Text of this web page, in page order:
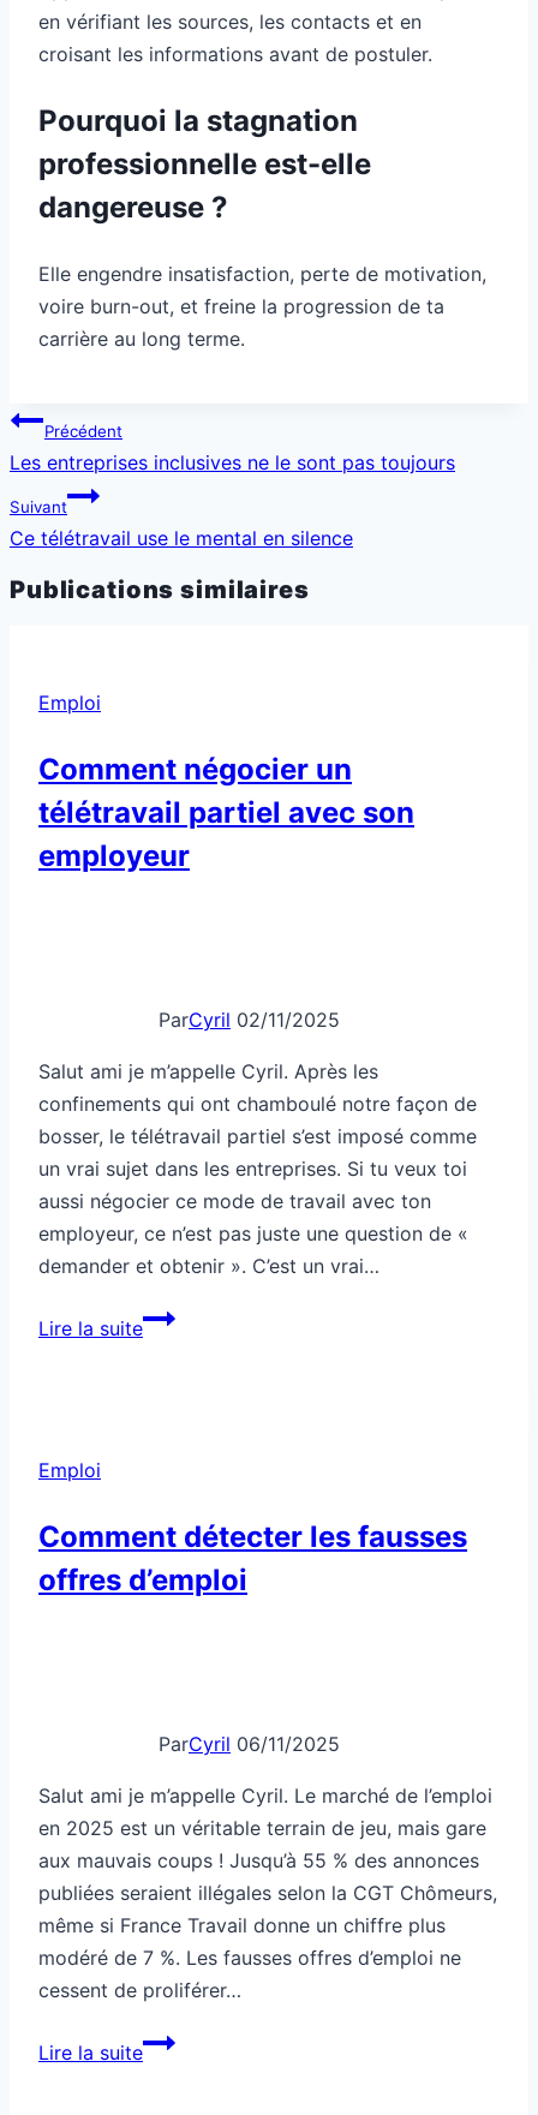
en vérifiant les sources, les contacts et en
croisant les informations avant de postuler.
Pourquoi la stagnation
professionnelle est-elle
dangereuse ?
Elle engendre insatisfaction, perte de motivation,
voire burn-out, et freine la progression de ta
carrière au long terme.
Navigation
de
l’article
Précédent
Les entreprises inclusives ne le sont pas toujours
Suivant
Ce télétravail use le mental en silence
Publications similaires
Emploi
Comment négocier un
télétravail partiel avec son
employeur
ParCyril 02/11/2025
Salut ami je m’appelle Cyril. Après les
confinements qui ont chamboulé notre façon de
bosser, le télétravail partiel s’est imposé comme
un vrai sujet dans les entreprises. Si tu veux toi
aussi négocier ce mode de travail avec ton
employeur, ce n’est pas juste une question de «
demander et obtenir ». C’est un vrai…
Lire la suiteComment
employeur
Emploi
Comment détecter les fausses
offres d’emploi
ParCyril 06/11/2025
Salut ami je m’appelle Cyril. Le marché de l’emploi
en 2025 est un véritable terrain de jeu, mais gare
aux mauvais coups ! Jusqu’à 55 % des annonces
publiées seraient illégales selon la CGT Chômeurs,
même si France Travail donne un chiffre plus
modéré de 7 %. Les fausses offres d’emploi ne
cessent de proliférer…
Lire la suiteComment